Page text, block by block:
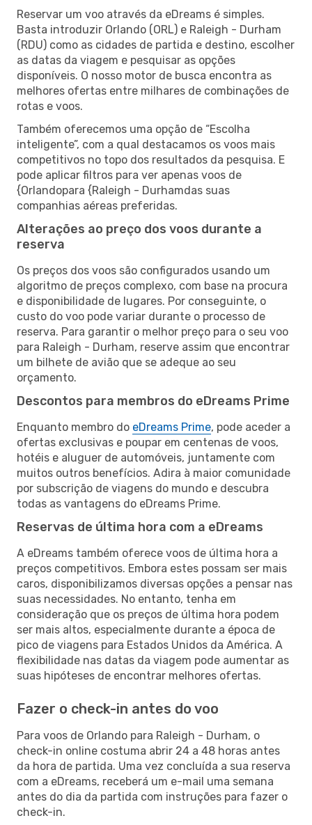
Reservar um voo através da eDreams é simples.
Basta introduzir Orlando (ORL) e Raleigh - Durham
(RDU) como as cidades de partida e destino, escolher
as datas da viagem e pesquisar as opções
disponíveis. O nosso motor de busca encontra as
melhores ofertas entre milhares de combinações de
rotas e voos.
Também oferecemos uma opção de “Escolha
inteligente”, com a qual destacamos os voos mais
competitivos no topo dos resultados da pesquisa. E
pode aplicar filtros para ver apenas voos de
{Orlandopara {Raleigh - Durhamdas suas
companhias aéreas preferidas.
Alterações ao preço dos voos durante a
reserva
Os preços dos voos são configurados usando um
algoritmo de preços complexo, com base na procura
e disponibilidade de lugares. Por conseguinte, o
custo do voo pode variar durante o processo de
reserva. Para garantir o melhor preço para o seu voo
para Raleigh - Durham, reserve assim que encontrar
um bilhete de avião que se adeque ao seu
orçamento.
Descontos para membros do eDreams Prime
Enquanto membro do eDreams Prime, pode aceder a
ofertas exclusivas e poupar em centenas de voos,
hotéis e aluguer de automóveis, juntamente com
muitos outros benefícios. Adira à maior comunidade
por subscrição de viagens do mundo e descubra
todas as vantagens do eDreams Prime.
Reservas de última hora com a eDreams
A eDreams também oferece voos de última hora a
preços competitivos. Embora estes possam ser mais
caros, disponibilizamos diversas opções a pensar nas
suas necessidades. No entanto, tenha em
consideração que os preços de última hora podem
ser mais altos, especialmente durante a época de
pico de viagens para Estados Unidos da América. A
flexibilidade nas datas da viagem pode aumentar as
suas hipóteses de encontrar melhores ofertas.
Fazer o check-in antes do voo
Para voos de Orlando para Raleigh - Durham, o
check-in online costuma abrir 24 a 48 horas antes
da hora de partida. Uma vez concluída a sua reserva
com a eDreams, receberá um e-mail uma semana
antes do dia da partida com instruções para fazer o
check-in.